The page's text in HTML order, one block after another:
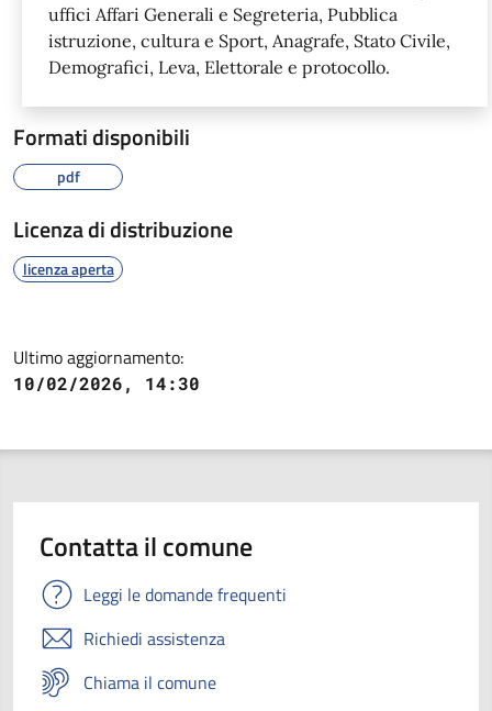
uffici Affari Generali e Segreteria, Pubblica
istruzione, cultura e Sport, Anagrafe, Stato Civile,
Demografici, Leva, Elettorale e protocollo.
Formati disponibili
pdf
Licenza di distribuzione
licenza aperta
Ultimo aggiornamento:
10/02/2026, 14:30
Contatta il comune
Leggi le domande frequenti
Richiedi assistenza
Chiama il comune